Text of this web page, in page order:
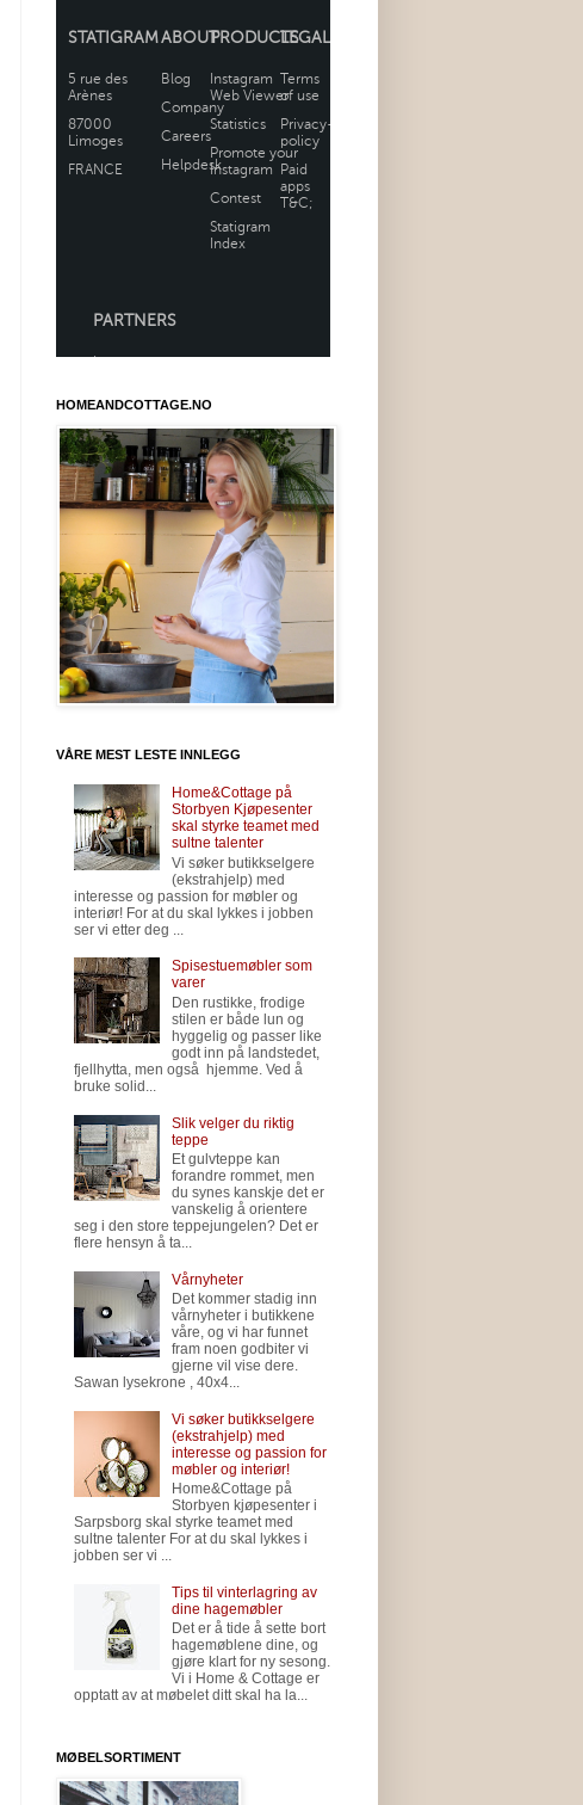
HOMEANDCOTTAGE.NO
VÅRE MEST LESTE INNLEGG
Home&Cottage på
Storbyen Kjøpesenter
skal styrke teamet med
sultne talenter
Vi søker butikkselgere
(ekstrahjelp) med
interesse og passion for møbler og
interiør! For at du skal lykkes i jobben
ser vi etter deg ...
Spisestuemøbler som
varer
Den rustikke, frodige
stilen er både lun og
hyggelig og passer like
godt inn på landstedet,
fjellhytta, men også hjemme. Ved å
bruke solid...
Slik velger du riktig
teppe
Et gulvteppe kan
forandre rommet, men
du synes kanskje det er
vanskelig å orientere
seg i den store teppejungelen? Det er
flere hensyn å ta...
Vårnyheter
Det kommer stadig inn
vårnyheter i butikkene
våre, og vi har funnet
fram noen godbiter vi
gjerne vil vise dere.
Sawan lysekrone , 40x4...
Vi søker butikkselgere
(ekstrahjelp) med
interesse og passion for
møbler og interiør!
Home&Cottage på
Storbyen kjøpesenter i
Sarpsborg skal styrke teamet med
sultne talenter For at du skal lykkes i
jobben ser vi ...
Tips til vinterlagring av
dine hagemøbler
Det er å tide å sette bort
hagemøblene dine, og
gjøre klart for ny sesong.
Vi i Home & Cottage er
opptatt av at møbelet ditt skal ha la...
MØBELSORTIMENT